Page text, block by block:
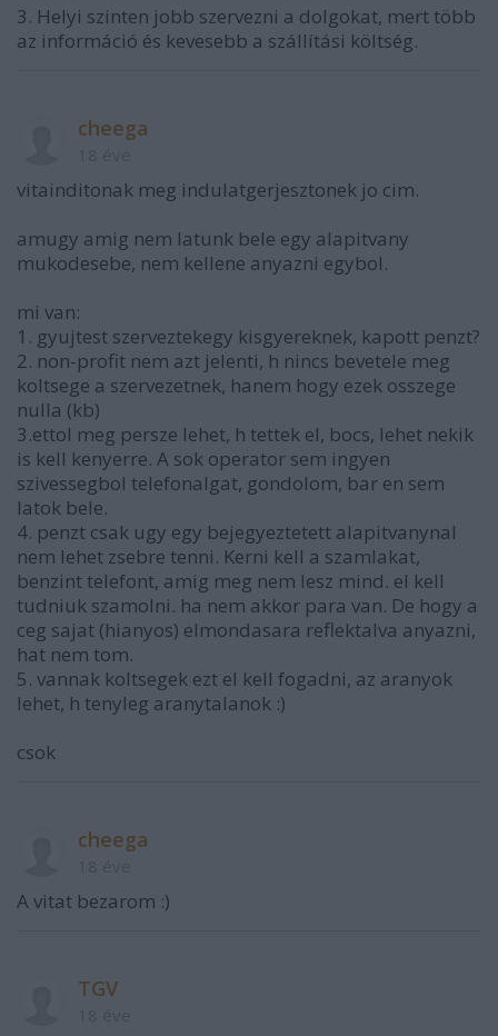
3. Helyi szinten jobb szervezni a dolgokat, mert több
az információ és kevesebb a szállítási költség.
cheega
vitainditonak meg indulatgerjesztonek jo cim.
amugy amig nem latunk bele egy alapitvany
mukodesebe, nem kellene anyazni egybol.
mi van:
1. gyujtest szerveztekegy kisgyereknek, kapott penzt?
2. non-profit nem azt jelenti, h nincs bevetele meg
koltsege a szervezetnek, hanem hogy ezek osszege
nulla (kb)
3.ettol meg persze lehet, h tettek el, bocs, lehet nekik
is kell kenyerre. A sok operator sem ingyen
szivessegbol telefonalgat, gondolom, bar en sem
latok bele.
4. penzt csak ugy egy bejegyeztetett alapitvanynal
nem lehet zsebre tenni. Kerni kell a szamlakat,
benzint telefont, amig meg nem lesz mind. el kell
tudniuk szamolni. ha nem akkor para van. De hogy a
ceg sajat (hianyos) elmondasara reflektalva anyazni,
hat nem tom.
5. vannak koltsegek ezt el kell fogadni, az aranyok
lehet, h tenyleg aranytalanok :)
csok
cheega
A vitat bezarom :)
TGV